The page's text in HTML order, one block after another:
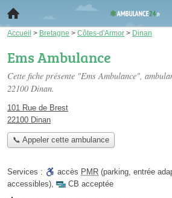
Accueil > Bretagne > Côtes-d'Armor > Dinan
Ems Ambulance
Cette fiche présente "Ems Ambulance",
22100 Dinan.
101 Rue de Brest
22100 Dinan
📞 Appeler cette ambulance
Services : accès PMR (parking, entrée
accessibles), CB acceptée